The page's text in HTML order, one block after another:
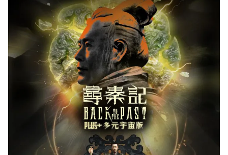
® Cấm sao chép dưới mọi hình thức nếu không có sự chấp
thuận bằng văn bản. Ghi rõ nguồn VTV.vn khi phát hành lại
thông tin từ website này.